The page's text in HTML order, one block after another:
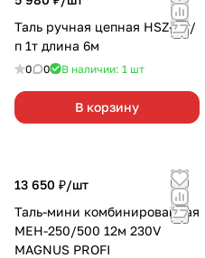
Таль ручная цепная HSZ-J г/
п 1т длина 6м
0 0 В наличии: 1 шт
В корзину
13 650 ₽/шт
Таль-мини комбинированная
MEH-250/500 12м 230V
MAGNUS PROFI